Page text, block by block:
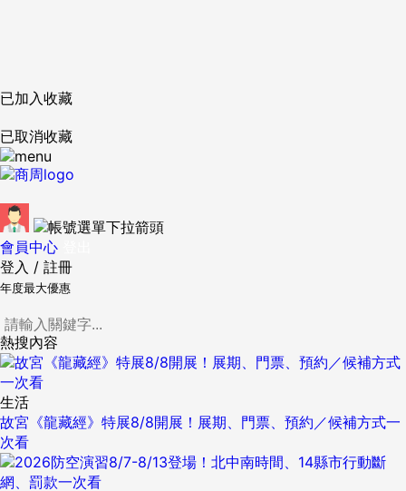
已加入收藏
已取消收藏
會員中心
登入 / 註冊
年度最大優惠
熱搜內容
生活
故宮《龍藏經》特展8/8開展！展期、門票、預約／候補方式一
次看